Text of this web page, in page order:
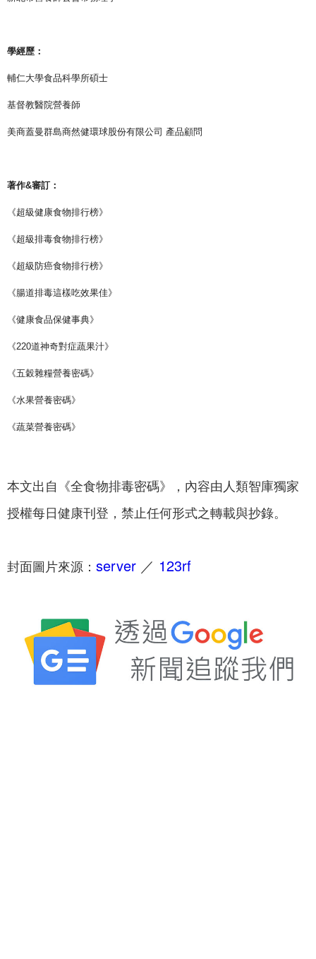
學經歷：
輔仁大學食品科學所碩士
基督教醫院營養師
美商蓋曼群島商然健環球股份有限公司 產品顧問
著作&審訂：
《超級健康食物排行榜》
《超級排毒食物排行榜》
《超級防癌食物排行榜》
《腸道排毒這樣吃效果佳》
《健康食品保健事典》
《220道神奇對症蔬果汁》
《五穀雜糧營養密碼》
《水果營養密碼》
《蔬菜營養密碼》
本文出自《全食物排毒密碼》，內容由人類智庫獨家
授權每日健康刊登，禁止任何形式之轉載與抄錄。
封面圖片來源： server ／ 123rf